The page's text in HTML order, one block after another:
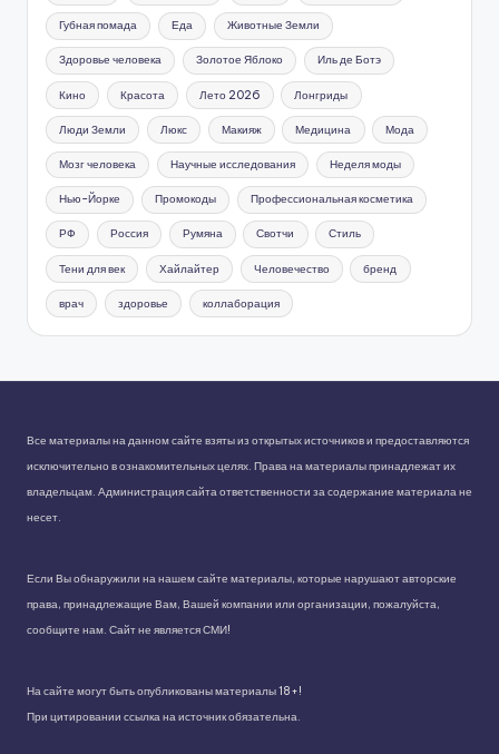
Губная помада Еда Животные Земли
Здоровье человека Золотое Яблоко Иль де Ботэ
Кино Красота Лето 2026 Лонгриды
Люди Земли Люкс Макияж Медицина Мода
Мозг человека Научные исследования Неделя моды
Нью-Йорке Промокоды Профессиональная косметика
РФ Россия Румяна Свотчи Стиль
Тени для век Хайлайтер Человечество бренд
врач здоровье коллаборация
Все материалы на данном сайте взяты из открытых источников и предоставляются
исключительно в ознакомительных целях. Права на материалы принадлежат их
владельцам. Администрация сайта ответственности за содержание материала не
несет.
Если Вы обнаружили на нашем сайте материалы, которые нарушают авторские
права, принадлежащие Вам, Вашей компании или организации, пожалуйста,
сообщите нам. Сайт не является СМИ!
На сайте могут быть опубликованы материалы 18+!
При цитировании ссылка на источник обязательна.